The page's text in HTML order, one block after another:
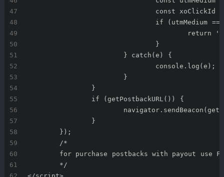
const
if (utmMedium
				}
			} catch(e) {
				console.log(e);
			}
		}
		if (getPostbackURL()) {
		}
	});
	/*
for purchase postbacks with payout use
	*/